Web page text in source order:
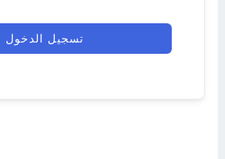
تسجيل الدخول